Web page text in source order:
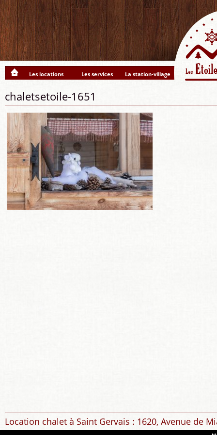
Les locations Les services La station-village
chaletsetoile-1651
Location chalet à Saint Gervais : 1620, Avenue de